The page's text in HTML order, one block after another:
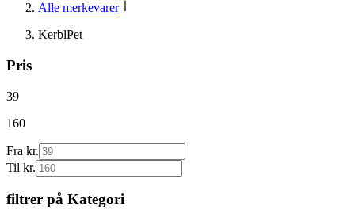
Alle merkevarer
KerblPet
Pris
39
160
Fra kr.
Til kr.
filtrer på Kategori